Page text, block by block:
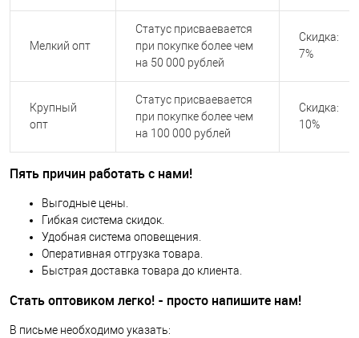
Мелкий опт
Статус присваевается
при покупке более чем
на 50 000 рублей
Скидка:
7%
Крупный
опт
Статус присваевается
при покупке более чем
на 100 000 рублей
Скидка:
10%
Пять причин работать с нами!
Выгодные цены.
Гибкая система скидок.
Удобная система оповещения.
Оперативная отгрузка товара.
Быстрая доставка товара до клиента.
Стать оптовиком легко! - просто напишите нам!
В письме необходимо указать: